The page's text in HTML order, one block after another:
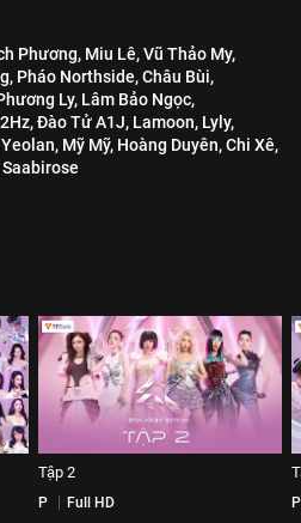
Phương, Miu Lê,Vũ Thảo My,
Pháo Northside,Châu Bùi,
Ly, Lâm Bảo Ngọc,
Đào Tử A1J, Lamoon, Lyly,
Yeolan, Mỹ Mỹ, Hoàng Duyên,Chi Xê,
Saabirose
Tập 2
P Full HD P